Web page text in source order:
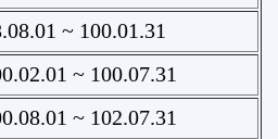
~ 100.01.31
~ 100.07.31
~ 102.07.31